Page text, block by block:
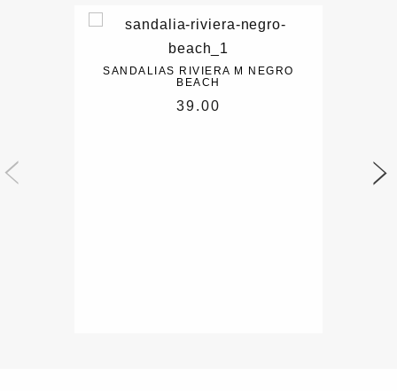
SANDALIAS RIVIERA M NEGRO
BEACH
39.00